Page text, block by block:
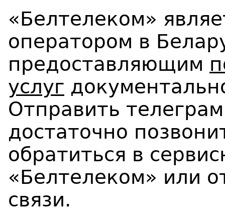
«Белтелеком»
оператором в
предоставляющим
услуг
Отправить
достаточно
обратиться в
«Белтелеком» или
связи.